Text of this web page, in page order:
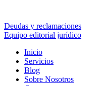
Deudas y reclamaciones
Equipo editorial jurídico
Inicio
Servicios
Blog
Sobre Nosotros